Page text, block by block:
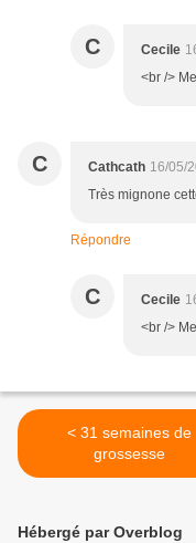
C Cecile
<br />
C Cathcath 16/05/
Très mignone
Répondre
C Cecile
<br />
< 31 semaines de
grossesse
Hébergé par Overblog